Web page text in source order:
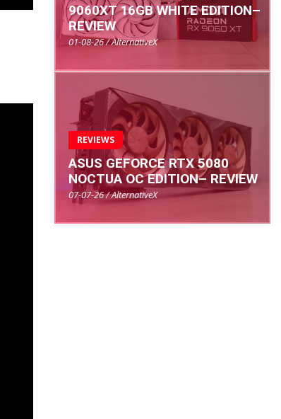
9060XT 16GB WHITE EDITION–
REVIEW
01-08-26 / AlternativeX
REVIEWS
ASUS GEFORCE RTX 5080
NOCTUA OC EDITION– REVIEW
07-07-26 / AlternativeX